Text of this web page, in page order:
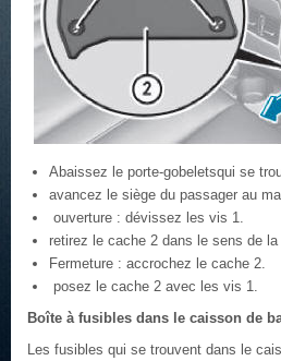
Abaissez le porte-gobeletsqui se
avancez le siège du passager au
ouverture : dévissez les vis 1.
retirez le cache 2 dans le sens de la
Fermeture : accrochez le cache 2.
posez le cache 2 avec les vis 1.
Boîte à fusibles dans le caisson de
Les fusibles qui se trouvent dans le